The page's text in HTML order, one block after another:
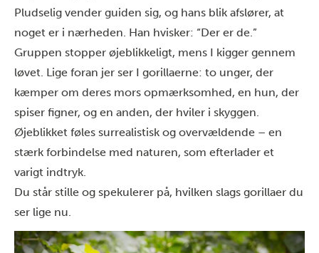
Pludselig vender guiden sig, og hans blik afslører, at
noget er i nærheden. Han hvisker: “Der er de.”
Gruppen stopper øjeblikkeligt, mens I kigger gennem
løvet. Lige foran jer ser I gorillaerne: to unger, der
kæmper om deres mors opmærksomhed, en hun, der
spiser figner, og en anden, der hviler i skyggen.
Øjeblikket føles surrealistisk og overvældende – en
stærk forbindelse med naturen, som efterlader et
varigt indtryk.
Du står stille og spekulerer på, hvilken slags gorillaer du
ser lige nu.